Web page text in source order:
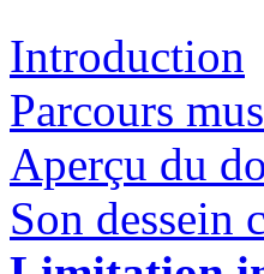
Introduction
Parcours
Aperçu du
Son dessein